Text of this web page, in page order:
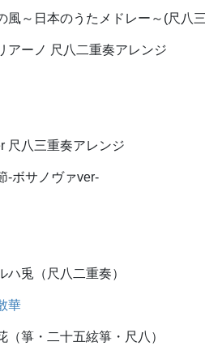
風～日本のうたメドレー～(尺八
アーノ 尺八二重奏アレンジ
尺八三重奏アレンジ
-ボサノヴァver-
ハ兎（尺八二重奏）
華
（箏・二十五絃箏・尺八）